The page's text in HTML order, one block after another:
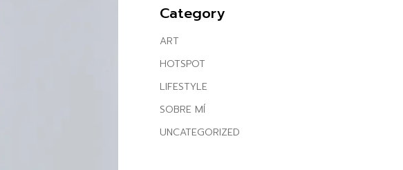
Category
ART
HOTSPOT
LIFESTYLE
SOBRE MÍ
UNCATEGORIZED